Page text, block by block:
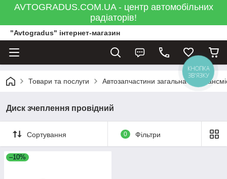
AVTOGRADUS.COM.UA - центр автомобільних
радіаторів!
"Avtogradus" інтернет-магазин
Товари та послуги Автозапчастини загальна
Диск зчеплення провідний
Сортування 0 Фільтри
–10%
КНОПКА
ЗВ'ЯЗКУ